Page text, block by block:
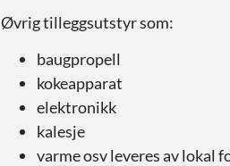
Øvrig tilleggsutstyr som:
baugpropell
kokeapparat
elektronikk
kalesje
varme osv leveres av lokal